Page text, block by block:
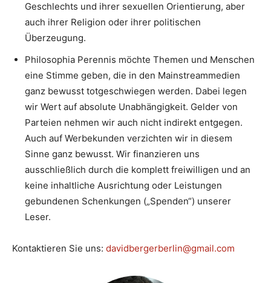
Geschlechts und ihrer sexuellen Orientierung, aber
auch ihrer Religion oder ihrer politischen
Überzeugung.
Philosophia Perennis möchte Themen und Menschen
eine Stimme geben, die in den Mainstreammedien
ganz bewusst totgeschwiegen werden. Dabei legen
wir Wert auf absolute Unabhängigkeit. Gelder von
Parteien nehmen wir auch nicht indirekt entgegen.
Auch auf Werbekunden verzichten wir in diesem
Sinne ganz bewusst. Wir finanzieren uns
ausschließlich durch die komplett freiwilligen und an
keine inhaltliche Ausrichtung oder Leistungen
gebundenen Schenkungen („Spenden“) unserer
Leser.
Kontaktieren Sie uns: davidbergerberlin@gmail.com